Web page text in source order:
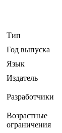
Тип
Год выпуска
Язык
Издатель
Разработчики
Возрастные
ограничения